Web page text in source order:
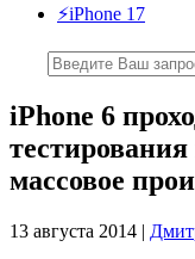
⚡️iPhone 17
iPhone 6
массовое
13 августа 2014 |